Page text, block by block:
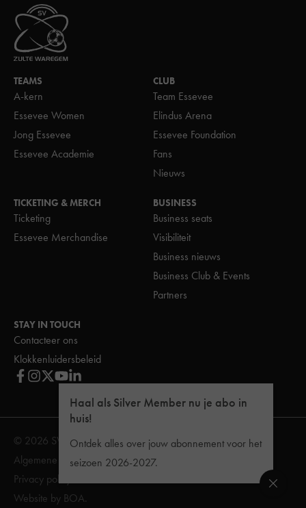
Haal als Silver Member nu je abo in
huis!
Ontdek alles over jouw abonnement voor het
seizoen 2026-2027.
TEAMS
A-kern
Essevee Women
Jong Essevee
Essevee Academie
CLUB
Team Essevee
Elindus Arena
Essevee Foundation
Fans
Nieuws
TICKETING & MERCH
Ticketing
Essevee Merchandise
BUSINESS
Business seats
Visibiliteit
Business nieuws
Business Club & Events
Partners
STAY IN TOUCH
Contacteer ons
Klokkenluidersbeleid
© 2026 SV Zulte Waregem
Algemene Voorwaarden
Reglement van inwendige orde
Privacy policy
Website by BOA.